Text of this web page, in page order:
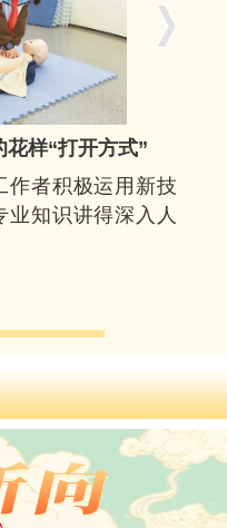
样“打开方式”
作者积极运用新技
知识讲得深入人